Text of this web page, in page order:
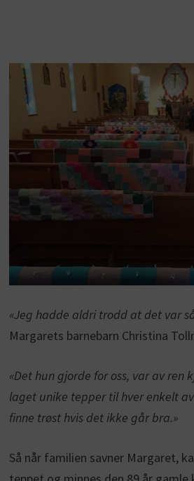
«Jeg hadde aldri trodd at det var
Margarets barnebarn Christina
«Det hun gjorde for oss, var av ren
laget unike tepper til hver enkelt
finne trøst hvis det ikke går bra.»
Så når familien savner Margaret,